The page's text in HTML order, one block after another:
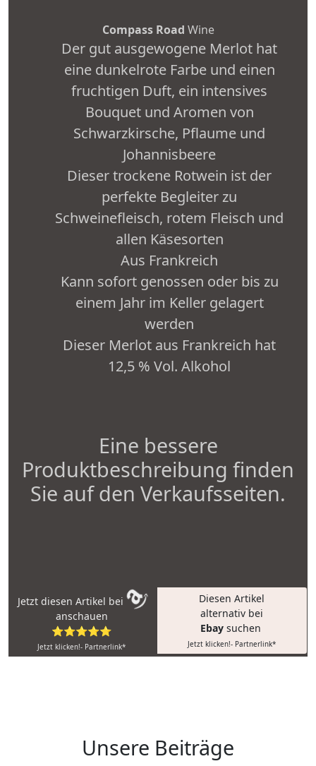
Compass Road Wine
Der gut ausgewogene Merlot hat
eine dunkelrote Farbe und einen
fruchtigen Duft, ein intensives
Bouquet und Aromen von
Schwarzkirsche, Pflaume und
Johannisbeere
Dieser trockene Rotwein ist der
perfekte Begleiter zu
Schweinefleisch, rotem Fleisch und
allen Käsesorten
Aus Frankreich
Kann sofort genossen oder bis zu
einem Jahr im Keller gelagert
werden
Dieser Merlot aus Frankreich hat
12,5 % Vol. Alkohol
Eine bessere
Produktbeschreibung finden
Sie auf den Verkaufsseiten.
Jetzt diesen Artikel bei
anschauen
⭐⭐⭐⭐⭐
Jetzt klicken!- Partnerlink*
Diesen Artikel
alternativ bei
Ebay suchen
Jetzt klicken!- Partnerlink*
Unsere Beiträge